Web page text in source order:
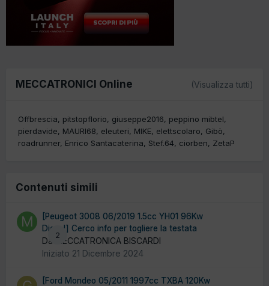
MECCATRONICI Online (Visualizza tutti)
Offbrescia pitstopflorio giuseppe2016
peppino mibtel
pierdavide
MAURI68 eleuteri MIKE elettscolaro
Gibò
roadrunner Enrico Santacaterina Stef.64 ciorben ZetaP
Contenuti simili
2
[Peugeot 3008 06/2019 1.5cc YH01 96Kw
Diesel] Cerco info per togliere la testata
Da MECCATRONICA BISCARDI
Iniziato 21 Dicembre 2024
[Ford Mondeo 05/2011 1997cc TXBA 120Kw